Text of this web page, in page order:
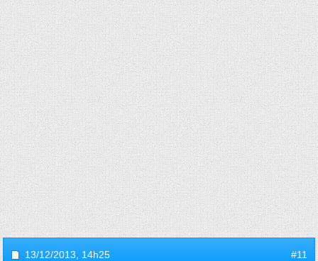
13/12/2013, 14h25 #11